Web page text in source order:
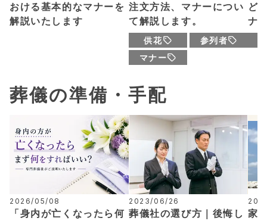
おける基本的なマナーを
解説いたします
注文方法、マナーについ
て解説します。
供花
参列者
マナー
ど
ナ
葬儀の準備・手配
2026/05/08
「身内が亡くなったら何
2023/06/26
葬儀社の選び方｜後悔し 家